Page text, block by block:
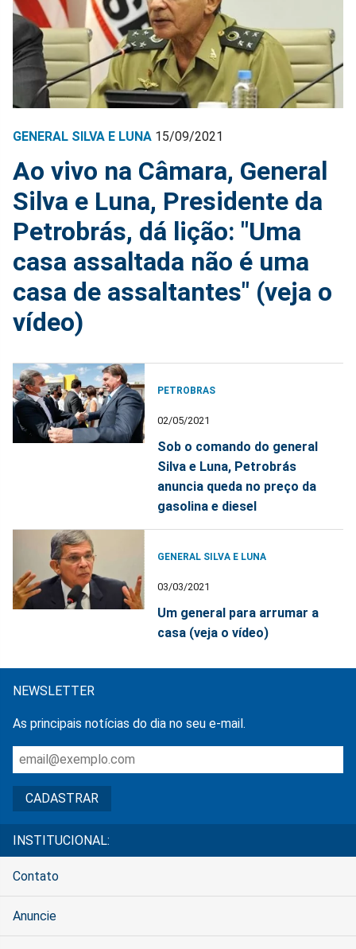
GENERAL SILVA E LUNA 15/09/2021
Ao vivo na Câmara, General
Silva e Luna, Presidente da
Petrobrás, dá lição: "Uma
casa assaltada não é uma
casa de assaltantes" (veja o
vídeo)
PETROBRAS
02/05/2021
Sob o comando do general
Silva e Luna, Petrobrás
anuncia queda no preço da
gasolina e diesel
GENERAL SILVA E LUNA
03/03/2021
Um general para arrumar a
casa (veja o vídeo)
NEWSLETTER
As principais notícias do dia no seu e-mail.
INSTITUCIONAL:
Contato
Anuncie